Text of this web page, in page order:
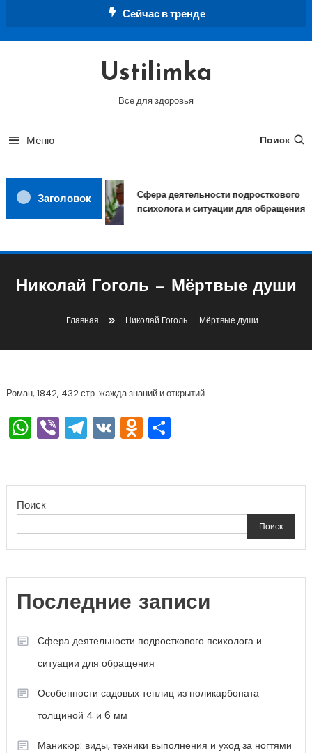
Сейчас в тренде
Ustilimka
Все для здоровья
Меню Поиск
Заголовок
Сфера деятельности подросткового
психолога и ситуации для обращения
Николай Гоголь — Мёртвые души
Главная Николай Гоголь — Мёртвые души
Роман, 1842, 432 стр. жажда знаний и открытий
WhatsApp
ViberTelegram
VKOdnoklassniki
Отправить
Поиск
Поиск
Последние записи
Сфера деятельности подросткового психолога и
ситуации для обращения
Особенности садовых теплиц из поликарбоната
толщиной 4 и 6 мм
Маникюр: виды, техники выполнения и уход за ногтями